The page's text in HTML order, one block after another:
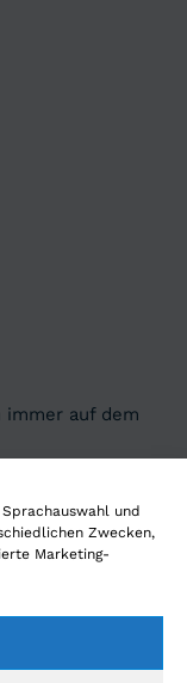
und
Zwecken,
Marketing-
immer auf dem